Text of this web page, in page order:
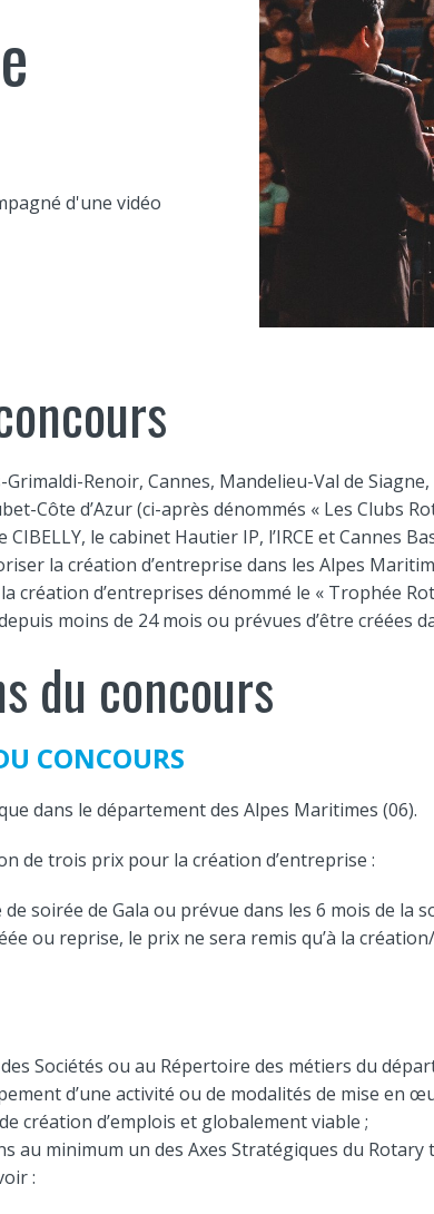
d'une vidéo
Renoir, Cannes, Mandelieu-Val de
Côte d’Azur (ci-après dénommés « Les Clubs
CIBELLY, le cabinet Hautier IP, l’IRCE et Cannes
la création d’entreprise dans les Alpes
d’entreprises dénommé le « Trophée
moins de 24 mois ou prévues d’être créées
du concours
CONCOURS
dans le département des Alpes Maritimes (06).
de trois prix pour la création d’entreprise :
soirée de Gala ou prévue dans les 6 mois de la
ou reprise, le prix ne sera remis qu’à la
Sociétés ou au Répertoire des métiers du
d’une activité ou de modalités de mise en
création d’emplois et globalement viable ;
au minimum un des Axes Stratégiques du Rotary
: